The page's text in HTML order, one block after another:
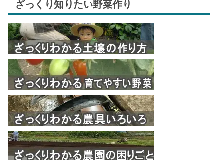
ざっくり知りたい野菜作り